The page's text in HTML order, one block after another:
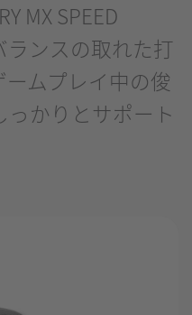
MX SPEED
ランスの取れた打
ムプレイ中の俊
かりとサポート